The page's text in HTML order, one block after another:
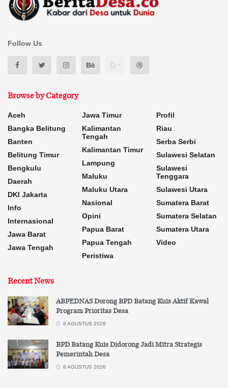
Follow Us
Browse by Category
Aceh
Bangka Belitung
Banten
Belitung Timur
Bengkulu
Daerah
DKI Jakarta
Info
Internasional
Jawa Barat
Jawa Tengah
Jawa Timur
Kalimantan
Tengah
Kalimantan Timur
Lampung
Maluku
Maluku Utara
Nasional
Opini
Papua Barat
Papua Tengah
Peristiwa
Profil
Riau
Serba Serbi
Sulawesi Selatan
Sulawesi
Tenggara
Sulawesi Utara
Sumatera Barat
Sumatera Selatan
Sumatera Utara
Video
Recent News
ABPEDNAS Dorong BPD Batang Kuis Aktif Kawal
Program Prioritas Desa
8 AGUSTUS 2026
BPD Batang Kuis Didorong Jadi Mitra Strategis
Pemerintah Desa
8 AGUSTUS 2026